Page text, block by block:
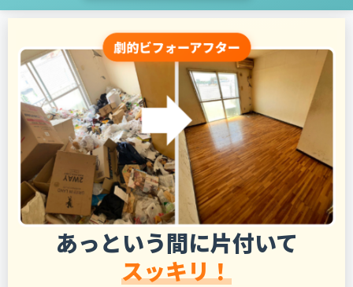
あっという間に片付いて
スッキリ！